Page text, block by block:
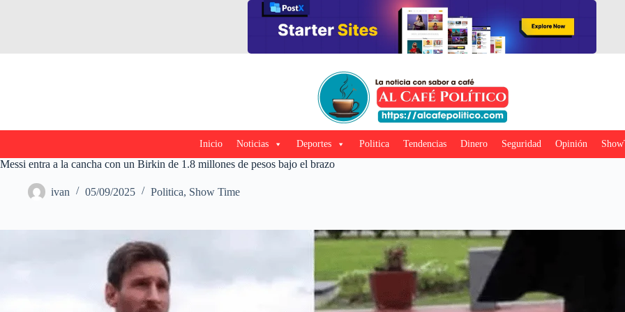
Inicio Noticias Deportes Politica Tendencias Dinero Seguridad Opinión
Messi entra a la cancha con un Birkin de 1.8 millones de pesos bajo el brazo
ivan 05/09/2025 Politica, Show Time